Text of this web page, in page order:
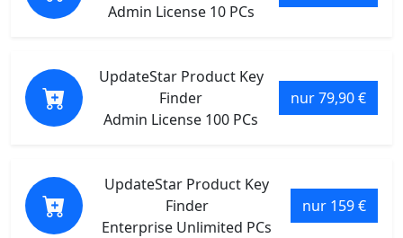
Admin License 10 PCs
UpdateStar Product Key
Finder
Admin License 100 PCs
nur 79,90 €
UpdateStar Product Key
Finder
Enterprise Unlimited PCs
nur 159 €